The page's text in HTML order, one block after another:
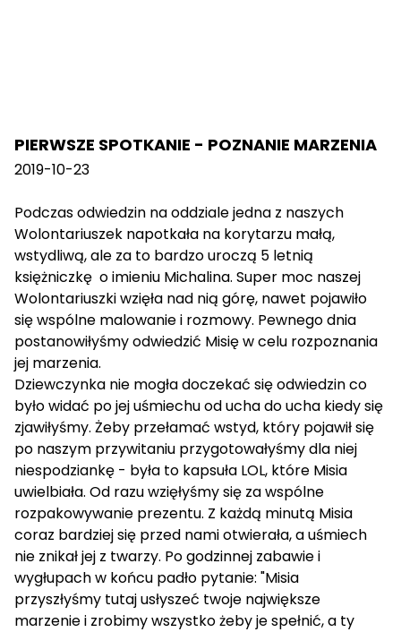
PIERWSZE SPOTKANIE - POZNANIE MARZENIA
2019-10-23
Podczas odwiedzin na oddziale jedna z naszych
Wolontariuszek napotkała na korytarzu małą,
wstydliwą, ale za to bardzo uroczą 5 letnią
księżniczkę o imieniu Michalina. Super moc naszej
Wolontariuszki wzięła nad nią górę, nawet pojawiło
się wspólne malowanie i rozmowy. Pewnego dnia
postanowiłyśmy odwiedzić Misię w celu rozpoznania
jej marzenia.
Dziewczynka nie mogła doczekać się odwiedzin co
było widać po jej uśmiechu od ucha do ucha kiedy się
zjawiłyśmy. Żeby przełamać wstyd, który pojawił się
po naszym przywitaniu przygotowałyśmy dla niej
niespodziankę - była to kapsuła LOL, które Misia
uwielbiała. Od razu wzięłyśmy się za wspólne
rozpakowywanie prezentu. Z każdą minutą Misia
coraz bardziej się przed nami otwierała, a uśmiech
nie znikał jej z twarzy. Po godzinnej zabawie i
wygłupach w końcu padło pytanie: "Misia
przyszłyśmy tutaj usłyszeć twoje największe
marzenie i zrobimy wszystko żeby je spełnić, a ty